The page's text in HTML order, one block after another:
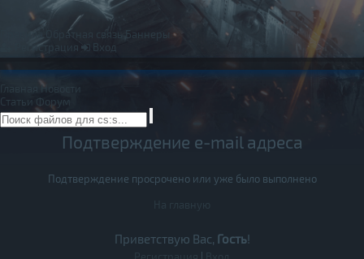
Обратная связь
Баннеры
Регистрация
Вход
Главная
Новости
Статьи Форум
Подтверждение e-mail адреса
Подтверждение просрочено или уже было выполнено
Приветствую Вас, Гость!